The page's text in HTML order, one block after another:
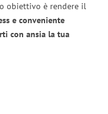
obiettivo è rendere il
e conveniente
con ansia la tua